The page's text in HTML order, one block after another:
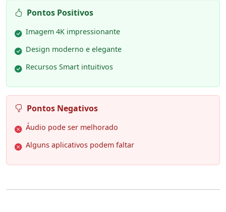
Pontos Positivos
Imagem 4K impressionante
Design moderno e elegante
Recursos Smart intuitivos
Pontos Negativos
Áudio pode ser melhorado
Alguns aplicativos podem faltar